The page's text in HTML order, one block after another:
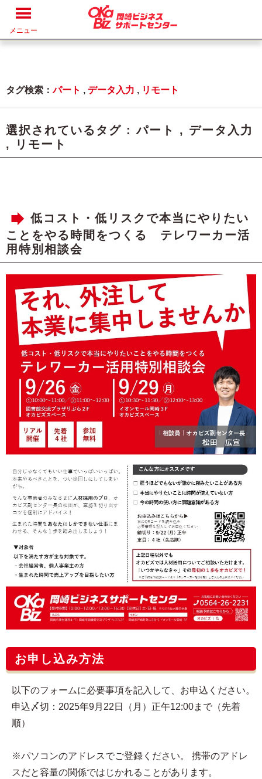
メニュー
タグ検索：パート , データ入力 , リモート
選択されているタグ :パート , データ入力
,
リモート
低コスト・低リスクで本当にやりたい
ことをやる時間をつくる テレワーカー活
用特別相談会
お申し込み方法
以下のフォームに必要事項を記入して、お申込ください。
申込〆切：2025年9月22日（月）正午12:00まで（先着
順）
※パソコンのアドレスでご登録ください。 携帯のアドレ
スだと容量の関係ではじかれることがあります。